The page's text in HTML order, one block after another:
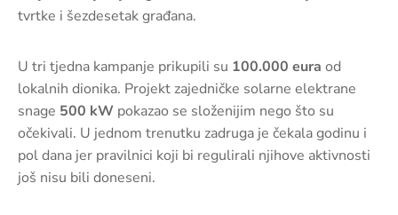
tvrtke i šezdesetak građana.
U tri tjedna kampanje prikupili su 100.000 eura od
lokalnih dionika. Projekt zajedničke solarne elektrane
snage 500 kW pokazao se složenijim nego što su
očekivali. U jednom trenutku zadruga je čekala godinu i
pol dana jer pravilnici koji bi regulirali njihove aktivnosti
još nisu bili doneseni.